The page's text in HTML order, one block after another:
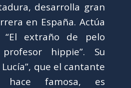
desarrolla gran
en España. Actúa
extraño de pelo
hippie”. Su
que el cantante
hace famosa, es